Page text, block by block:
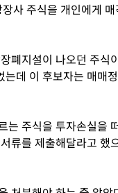
사 주식을 개인에게
폐지설이 나오던 주식
데 이 후보자는 매매
주식을 투자손실을
류를 제출해달라고 했